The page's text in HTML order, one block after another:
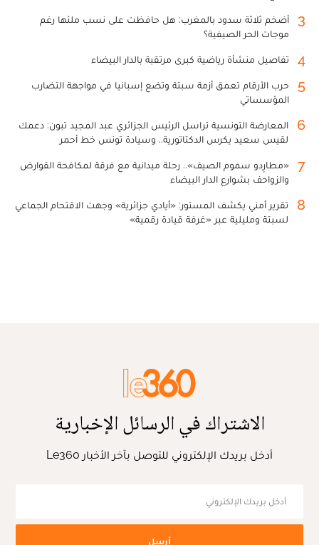
3
أضخم ثلاثة سدود بالمغرب: هل حافظت على نسب ملئها رغم
موجات الحر الصيفية؟
4 تفاصيل منشأة رياضية كبرى مرتقبة بالدار البيضاء
5
حرب الأرقام تعمق أزمة سبتة وتضع إسبانيا في مواجهة التضارب
المؤسساتي
6
المعارضة التونسية تراسل الرئيس الجزائري عبد المجيد تبون: دعمك
لقيس سعيد يكرس الدكتاتورية.. وسيادة تونس خط أحمر
7
«مطارِدو سموم الصيف».. رحلة ميدانية مع فرقة لمكافحة القوارض
والزواحف بشوارع الدار البيضاء
8
تقرير أمني يكشف المستور: «أيادي جزائرية» وجهت الاقتحام الجماعي
لسبتة ومليلية عبر «غرفة قيادة رقمية»
الاشتراك في الرسائل الإخبارية
أدخل بريدك الإلكتروني للتوصل بآخر الأخبار Le360
أرسل